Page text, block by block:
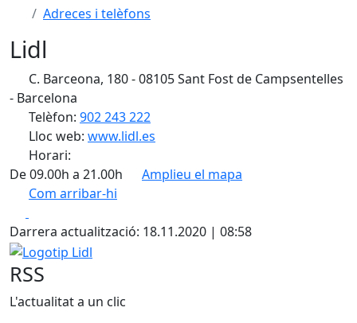
Adreces i telèfons
Lidl
C. Barceona, 180 - 08105 Sant Fost de Campsentelles
- Barcelona
Telèfon: 902 243 222
Lloc web: www.lidl.es
Horari:
De 09.00h a 21.00h
Amplieu el mapa
Com arribar-hi
+
−
Darrera actualització: 18.11.2020 | 08:58
Logotip Lidl
RSS
L'actualitat a un clic